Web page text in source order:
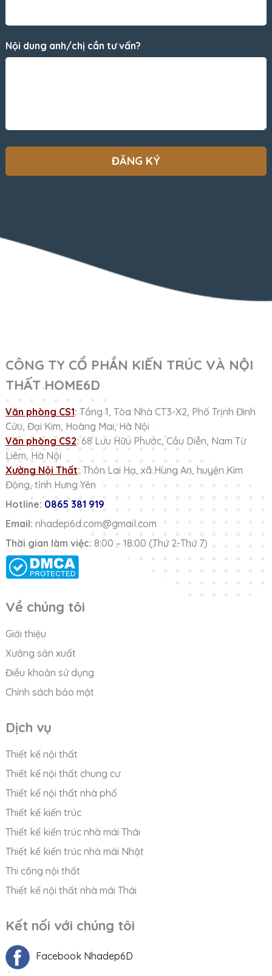
Nội dung anh/chị cần tư vấn?
CÔNG TY CỔ PHẦN KIẾN TRÚC VÀ NỘI
THẤT HOME6D
Văn phòng CS1: Tầng 1, Tòa Nhà CT3-X2, Phố Trịnh Đình
Cửu, Đại Kim, Hoàng Mai, Hà Nội
Văn phòng CS2: 68 Lưu Hữu Phước, Cầu Diễn, Nam Từ
Liêm, Hà Nội
Xưởng Nội Thất: Thôn Lai Hạ, xã Hùng An, huyện Kim
Động, tỉnh Hưng Yên
Hotline: 0865 381 919
Email: nhadep6d.com@gmail.com
Thời gian làm việc: 8:00 – 18:00 (Thứ 2-Thứ 7)
Về chúng tôi
Giới thiệu
Xưởng sản xuất
Điều khoản sử dụng
Chính sách bảo mật
Dịch vụ
Thiết kế nội thất
Thiết kế nội thất chung cư
Thiết kế nội thất nhà phố
Thiết kế kiến trúc
Thiết kế kiến trúc nhà mái Thái
Thiết kế kiến trúc nhà mái Nhật
Thi công nội thất
Thiết kế nội thất nhà mái Thái
Kết nối với chúng tôi
Facebook Nhadep6D